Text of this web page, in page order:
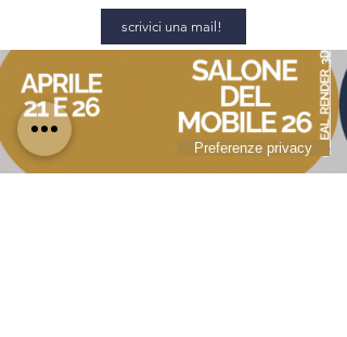
scrivici una mail!